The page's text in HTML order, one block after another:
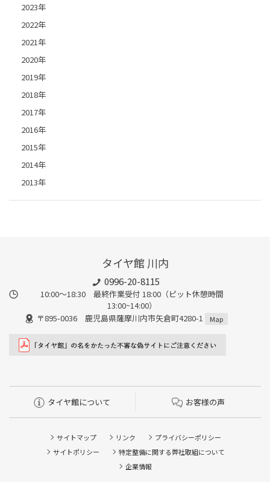
2023年
2022年
2021年
2020年
2019年
2018年
2017年
2016年
2015年
2014年
2013年
タイヤ館 川内
0996-20-8115
10:00～18:30 最終作業受付 18:00（ピット休憩時間
13:00~14:00）
〒895-0036 鹿児島県薩摩川内市矢倉町4280-1
Map
タイヤ館について お客様の声
サイトマップ リンク
プライバシーポリシー
サイトポリシー
特定整備に関する弊社取組について
企業情報